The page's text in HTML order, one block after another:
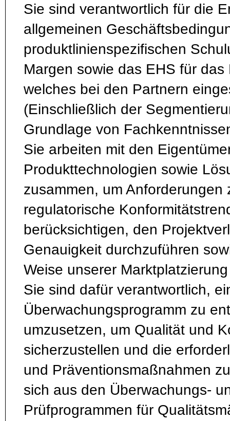
Sie sind verantwortlich für die
allgemeinen
produktlinienspezifischen
Margen sowie das EHS für das
welches bei den Partnern
(Einschließlich der
Grundlage von
Sie arbeiten mit den
Produkttechnologien sowie
zusammen, um Anforderungen
regulatorische
berücksichtigen, den
Genauigkeit durchzuführen
Weise unserer
Sie sind dafür verantwortlich,
Überwachungsprogramm zu
umzusetzen, um Qualität und
sicherzustellen und die
und Präventionsmaßnahmen
sich aus den Überwachungs-
Prüfprogrammen für